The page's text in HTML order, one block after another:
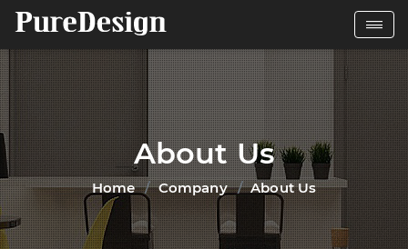
About Us
Home Company About Us